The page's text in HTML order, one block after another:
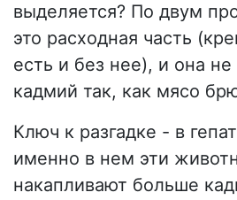
выделяется? По двум
это расходная часть
есть и без нее), и она
кадмий так, как мясо
Ключ к разгадке - в
именно в нем эти
накапливают больше